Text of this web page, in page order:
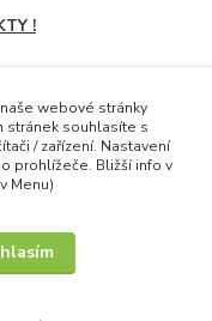
!
webové stránky
stránek souhlasíte s
/ zařízení. Nastavení
prohlížeče. Bližší info v
Menu)